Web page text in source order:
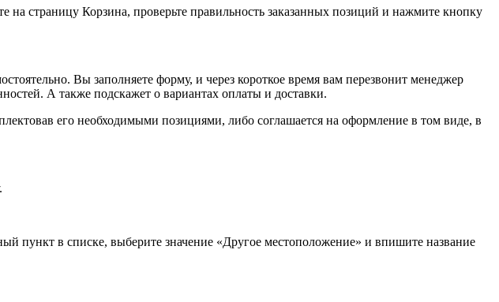
на страницу Корзина, проверьте правильность заказанных позиций и нажмите кнопку
Вы заполняете форму, и через короткое время вам перезвонит менеджер
А также подскажет о вариантах оплаты и доставки.
его необходимыми позициями, либо соглашается на оформление в том виде, в
пункт в списке, выберите значение «Другое местоположение» и впишите название